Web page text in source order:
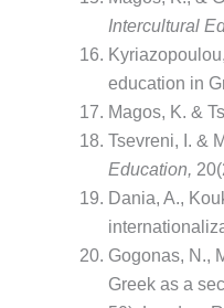
Intercultural
education in
Magos, K. &
Tsevreni, I. &
Education,
Dania, A.,
Gogonas, N.,
Greek as a